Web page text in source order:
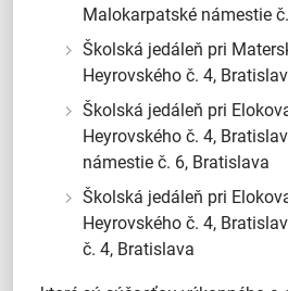
Malokarpatské námestie
Školská jedáleň pri
Heyrovského č. 4,
Školská jedáleň pri
Heyrovského č. 4,
námestie č. 6, Bratislava
Školská jedáleň pri
Heyrovského č. 4,
č. 4, Bratislava